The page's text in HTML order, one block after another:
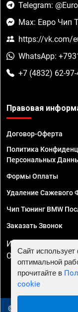
Telegram:
Max: Евро Чип
https://vk.com/
WhatsApp:
+7 (4832) 62-97-
Правовая
Договор-Оферта
Политика
Персональных
Формы Оплаты
Удаление Сажевого
Чип Тюнинг BMW
Заказать Звонок
ИП Смирнов
ОГРНИП
© 2010 - 2026 Чип
Сайт
оптимальной
прочитайте в
cookie